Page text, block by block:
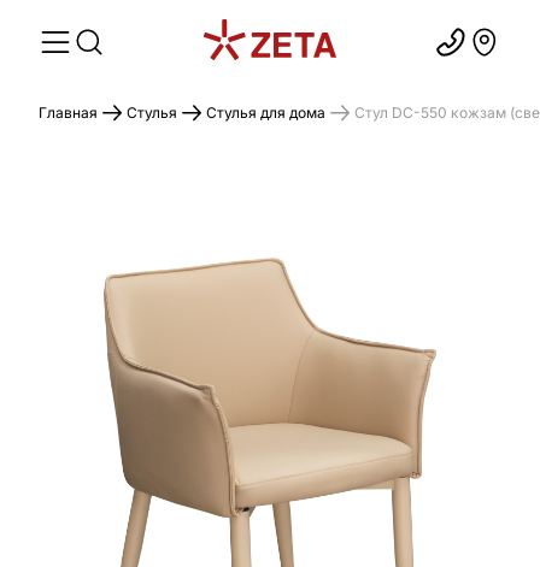
Главная Стулья Стулья для дома Стул DC-550 кожзам